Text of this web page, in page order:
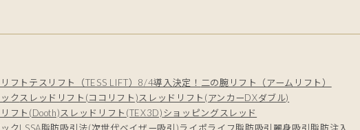
フト テスリフト（TESS LIFT）8/4導入決定！ 二の腕リフト（アームリフト）
ク スレッドリフト(ココリフト)スレッドリフト(アンカーDXダブル)
フト(Dooth)スレッドリフト(TEX3D)ショッピングスレッド
クLSSA脂肪吸引法(次世代ベイザー吸引)ライポライフ脂肪吸引 麗身吸引脂肪注入